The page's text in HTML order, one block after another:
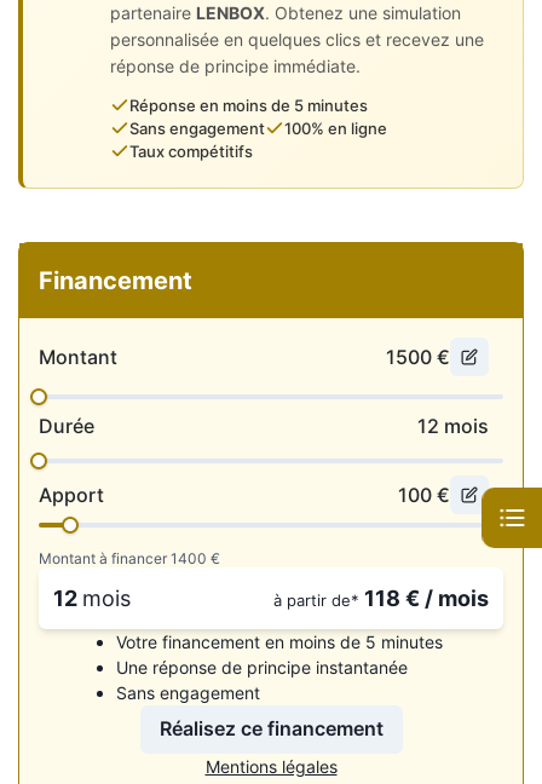
• 4 roues motrices
• Aide au stationnement 360°
• caméra de recul
• Frein de parking automatique
• Hayon électrique
• Jantes aluminium 20 pouces
• Lunette arrière dégivrante
• Rétroviseurs dégivrants, réglables et rabattables
• Chargeur à induction
• Virtual Cockpit
• 4 vitres électriques
• Accoudoirs central avant et arrière
• Baguettes de seuil de porte en alu
• Banquette 1/3 – 2/3
• Boite séquentielle
• Caméra de recul
• Carte main libre
• Ciel de pavillon noir
• Climatisation automatique
• configuration 5PL
• Démarrage sans clé
partenaire LENBOX. Obtenez une simulation
personnalisée en quelques clics et recevez une
réponse de principe immédiate.
Réponse en moins de 5 minutes
Sans engagement
100% en ligne
Taux compétitifs
Financement
Montant 1500 €
Durée 12 mois
Apport 100 €
Montant à financer 1400 €
12 mois à partir de* 118 € / mois
Votre financement en moins de 5 minutes
Une réponse de principe instantanée
Sans engagement
Réalisez ce financement
Mentions légales